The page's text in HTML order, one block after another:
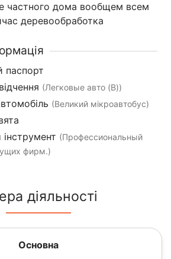
частного дома вообщем всем
деревообработка
паспорт
(Легковые авто (B))
(Великий мікроавтобус)
(Профессиональный
фирм.)
діяльності
Основна